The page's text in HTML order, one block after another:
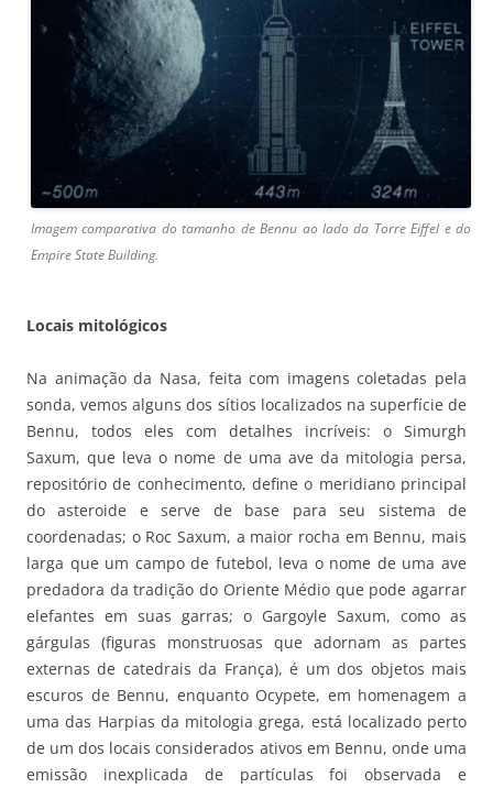
Imagem comparativa do tamanho de Bennu ao lado da Torre Eiffel e do
Empire State Building.
Locais mitológicos
Na animação da Nasa, feita com imagens coletadas pela
sonda, vemos alguns dos sítios localizados na superfície de
Bennu, todos eles com detalhes incríveis: o Simurgh
Saxum, que leva o nome de uma ave da mitologia persa,
repositório de conhecimento, define o meridiano principal
do asteroide e serve de base para seu sistema de
coordenadas; o Roc Saxum, a maior rocha em Bennu, mais
larga que um campo de futebol, leva o nome de uma ave
predadora da tradição do Oriente Médio que pode agarrar
elefantes em suas garras; o Gargoyle Saxum, como as
gárgulas (figuras monstruosas que adornam as partes
externas de catedrais da França), é um dos objetos mais
escuros de Bennu, enquanto Ocypete, em homenagem a
uma das Harpias da mitologia grega, está localizado perto
de um dos locais considerados ativos em Bennu, onde uma
emissão inexplicada de partículas foi observada e